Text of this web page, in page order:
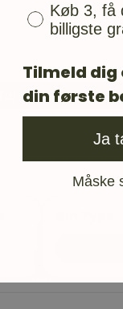
Køb 3, få
billigste
Tilmeld
din første
Ja
Måske